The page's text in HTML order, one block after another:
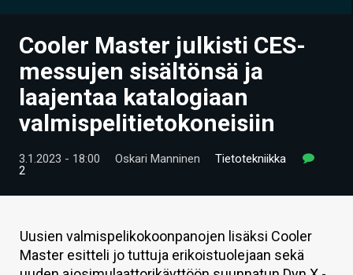
UUTISET
ARTIKKELIT
VIDEOT
TECHBBS
KAUPPA
Cooler Master julkisti CES-
messujen sisältönsä ja
laajentaa katalogiaan
valmispelitietokoneisiin
3.1.2023 - 18:00 Oskari Manninen
Tietotekniikka
2
Uusien valmispelikokoonpanojen lisäksi Cooler
Master esitteli jo tuttuja erikoistuolejaan sekä